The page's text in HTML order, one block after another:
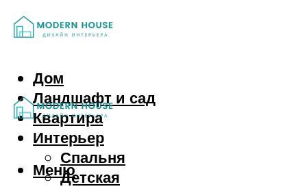
Дом
Ландшафт и сад
Квартира
Интерьер
Спальня
Детская
Меню